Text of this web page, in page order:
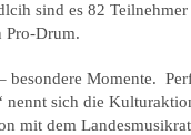
sind es 82
Pro-Drum.
besondere Momente.
nennt sich die
mit dem